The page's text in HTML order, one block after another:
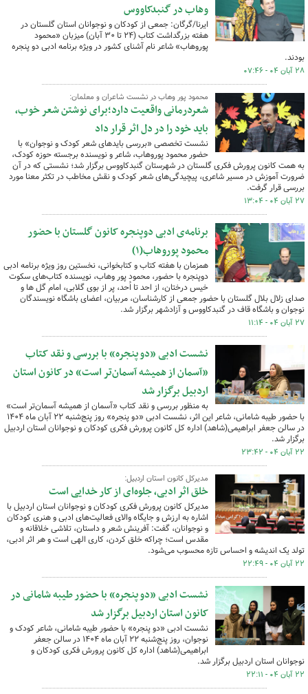
وهاب در گنبدکاووس
ایرنا/گرگان: جمعی از کودکان و نوجوانان استان گلستان در
هفته بزرگداشت کتاب (۲۴ تا ۳۰ آبان) میزبان «محمود
پوروهاب» شاعر نام آشنای کشور در ویژه برنامه ادبی دو پنجره
بودند.
۲۸ آبان ۰۴ - ۰۷:۴۶
محمود پور وهاب در نشست شاعران و معلمان:
شعردرمانی واقعیت دارد؛برای نوشتن شعر خوب،
باید خود را در دل اثر قرار داد
نشست تخصصی «بررسی بایدهای شعر کودک و نوجوان» با
حضور محمود پوروهاب، شاعر و نویسنده برجسته حوزه کودک،
به همت کانون پرورش فکری گلستان در شهرستان گنبدکاووس برگزار شد؛ نشستی که در آن
ضرورت آموزش در مسیر شاعری، پیچیدگی‌های شعر کودک و نقش مخاطب در تکثر معنا مورد
بررسی قرار گرفت.
۲۷ آبان ۰۴ - ۱۳:۰۴
برنامه‌ی ادبی دوپنجره کانون گلستان با حضور
محمود پوروهاب(۱)
همزمان با هفته کتاب و کتابخوانی، نخستین روز ویژه برنامه ادبی
دوپنجره با حضور، محمود پور وهاب، نویسنده کتاب‌های سکوت
خیس درختان، از احد تا اُحد، پر از بوی گلابی، امام گل ها و
صدای زلال بلال گلستان با حضور جمعی از کارشناسان، مربیان، اعضای باشگاه نویسندگان
نوجوان و باشگاه قاف در گنبدکاووس و آزادشهر برگزار شد.
۲۷ آبان ۰۴ - ۱۱:۱۴
نشست ادبی «دو پنجره» با بررسی و نقد کتاب
«آسمان از همیشه آسمان‌تر است» در کانون استان
اردبیل برگزار شد
به منظور بررسی و نقد کتاب «آسمان از همیشه آسمان‌تر است»
با حضور طیبه شامانی، شاعر این اثر، نشست ادبی «دو پنجره» روز پنج‌شنبه ۲۲ آبان ماه ۱۴۰۴
در سالن جعفر ابراهیمی(شاهد) اداره کل کانون پرورش فکری کودکان و نوجوانان استان اردبیل
برگزار شد.
۲۲ آبان ۰۴ - ۲۳:۴۲
مدیرکل کانون استان اردبیل:
خلق اثر ادبی، جلوه‌ای از کار خدایی است
مدیرکل کانون پرورش فکری کودکان و نوجوانان استان اردبیل با
اشاره به ارزش و جایگاه والای فعالیت‌های ادبی و هنری کودکان
و نوجوانان، گفت: آفرینش شعر و داستان، تلاشی خلاقانه و
مقدس است؛ چراکه خلق کردن، کاری الهی است و هر اثر ادبی،
تولد یک اندیشه و احساس تازه محسوب می‌شود.
۲۲ آبان ۰۴ - ۲۲:۴۹
نشست ادبی «دو پنجره» با حضور طیبه شامانی در
کانون استان اردبیل برگزار شد
نشست ادبی «دو پنجره» با حضور طیبه شامانی، شاعر کودک و
نوجوان، روز پنج‌شنبه ۲۲ آبان ماه ۱۴۰۴ در سالن جعفر
ابراهیمی(شاهد) اداره کل کانون پرورش فکری کودکان و
نوجوانان استان اردبیل برگزار شد.
۲۲ آبان ۰۴ - ۲۲:۱۱